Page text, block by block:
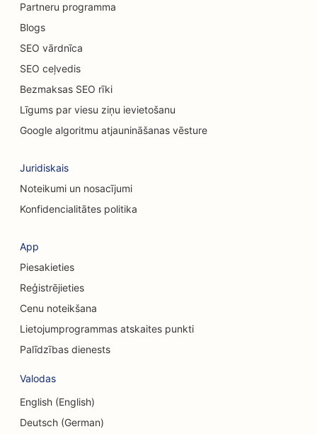
SEO automobiļu dīleriem
SEO tīrīšanas pakalpojumiem
SEO hiropraktiķiem
Ķīmiskā pīlinga pakalpojumu SEO
SEO galvaskausa ķirurgiem
SEO kafijas veikaliem
SEO konsultāciju uzņēmumiem
SEO parādu konsultāciju pakalpojumiem
SEO valūtas maiņas pakalpojumiem
SEO deju studijām
Partneru programma
Blogs
SEO vārdnīca
SEO ceļvedis
Bezmaksas SEO rīki
Līgums par viesu ziņu ievietošanu
Google algoritmu atjaunināšanas vēsture
Juridiskais
Noteikumi un nosacījumi
Konfidencialitātes politika
App
Piesakieties
Reģistrējieties
Cenu noteikšana
Lietojumprogrammas atskaites punkti
Palīdzības dienests
Valodas
English (English)
Deutsch (German)